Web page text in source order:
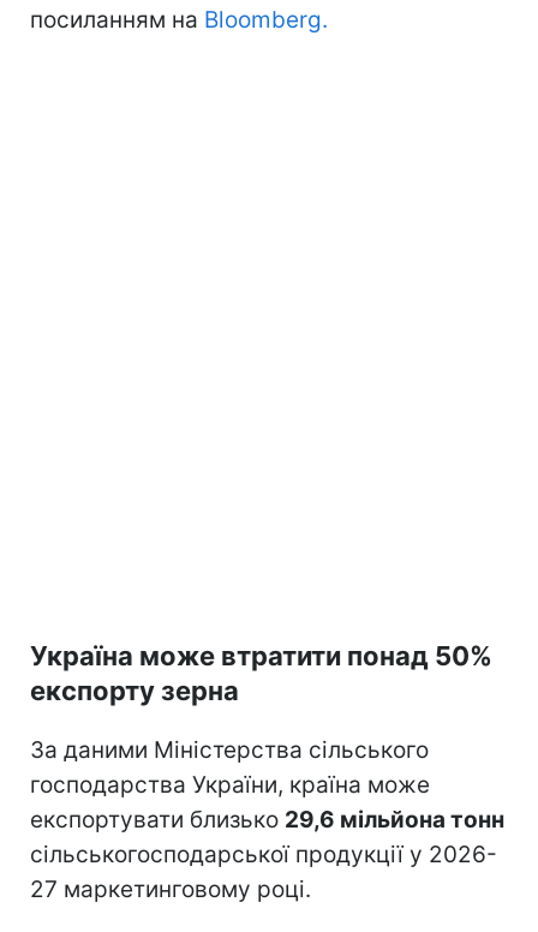
посиланням на Bloomberg.
Україна може втратити понад 50%
експорту зерна
За даними Міністерства сільського
господарства України, країна може
експортувати близько 29,6 мільйона тонн
сільськогосподарської продукції у 2026-
27 маркетинговому році.